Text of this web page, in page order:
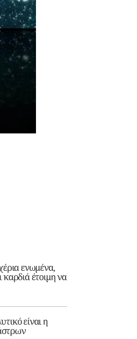
ενωμένα,
καρδιά έτοιμη να
είναι η